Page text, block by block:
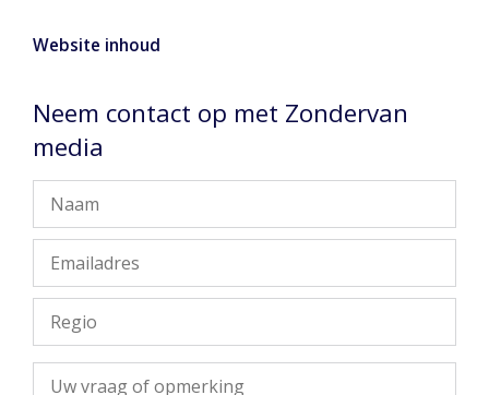
Website inhoud
Neem contact op met Zondervan
media